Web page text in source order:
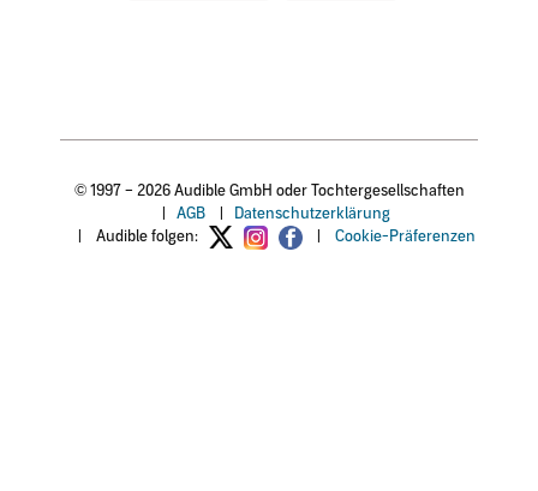
© 1997 – 2026 Audible GmbH oder Tochtergesellschaften
AGB
Datenschutzerklärung
Audible folgen: | Cookie-Präferenzen